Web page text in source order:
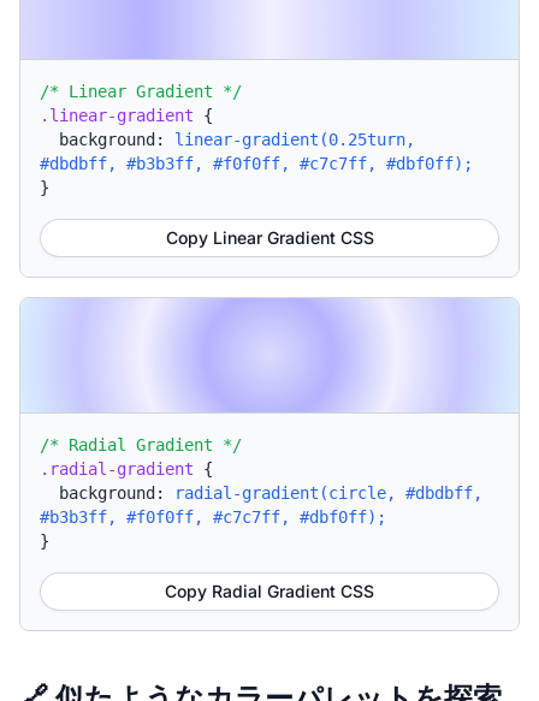
/* Linear Gradient */
.linear-gradient {
background: linear-gradient(0.25turn,
#dbdbff, #b3b3ff, #f0f0ff, #c7c7ff, #dbf0ff);
}
Copy Linear Gradient CSS
/* Radial Gradient */
.radial-gradient {
background:
radial-gradient(circle, #dbdbff,
#b3b3ff, #f0f0ff, #c7c7ff, #dbf0ff);
}
Copy Radial Gradient CSS